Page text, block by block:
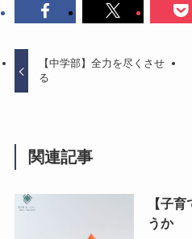
【中学部】全力を尽くさせ
る
関連記事
【子
うか